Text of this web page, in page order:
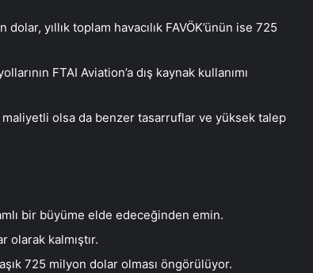
yıllık toplam havacılık FAVÖK’ünün ise 725
FTAI Aviation’a dış kaynak kullanımı
olsa da benzer tasarruflar ve yüksek talep
bir büyüme elde edeceğinden emin.
olarak kalmıştır.
725 milyon dolar olması öngörülüyor.